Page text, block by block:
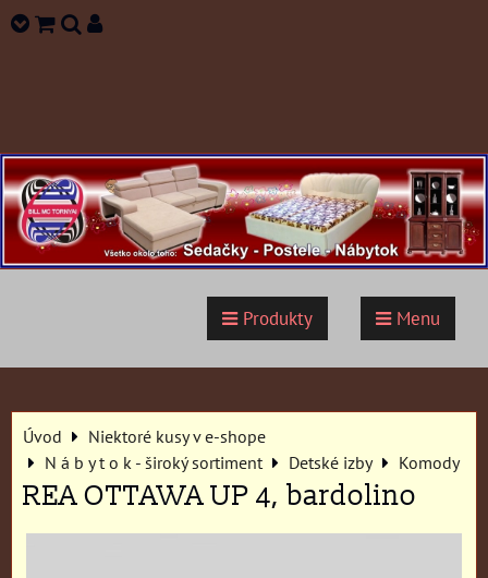
Produkty Menu
Úvod
Niektoré kusy v e-shope
N á b y t o k - široký sortiment
Detské izby Komody
REA OTTAWA UP 4, bardolino